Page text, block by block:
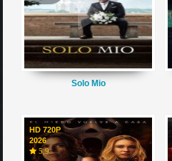
Solo Mio
HD 720P
2026
5,9